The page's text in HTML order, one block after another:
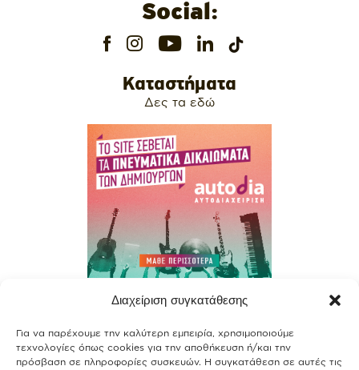
Διαχείριση συγκατάθεσης
Για να παρέχουμε την καλύτερη εμπειρία, χρησιμοποιούμε
τεχνολογίες όπως cookies για την αποθήκευση ή/και την
πρόσβαση σε πληροφορίες συσκευών. Η συγκατάθεση σε αυτές τις
Social:
Καταστήματα
Δες τα εδώ
Join our team